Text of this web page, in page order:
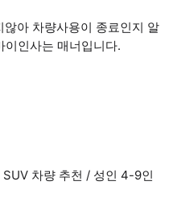
아 차량사용이 종료인지 알
이인사는 매너입니다.
차량 추천 / 성인 4-9인